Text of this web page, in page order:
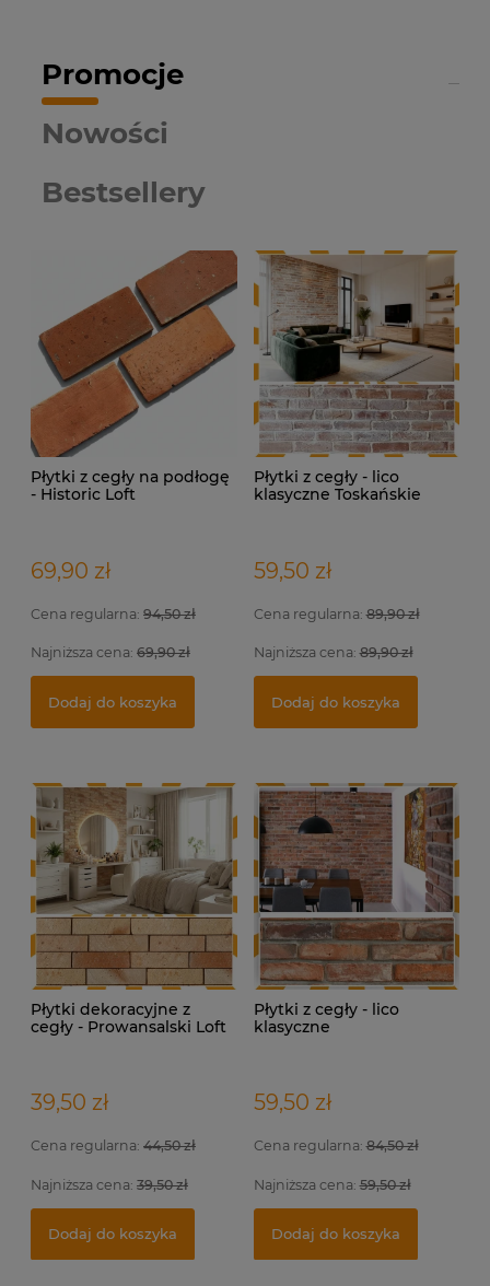
Promocje
Nowości
Bestsellery
Płytki z cegły na podłogę
- Historic Loft
69,90 zł
Cena regularna: 94,50 zł
Najniższa cena: 69,90 zł
Dodaj do koszyka
Płytki z cegły - lico
klasyczne Toskańskie
59,50 zł
Cena regularna:89,90 zł
Najniższa cena:89,90 zł
Dodaj do koszyka
Płytki dekoracyjne z
cegły - Prowansalski Loft
39,50 zł
Cena regularna: 44,50 zł
Najniższa cena: 39,50 zł
Dodaj do koszyka
Płytki z cegły - lico
klasyczne
59,50 zł
Cena regularna:84,50 zł
Najniższa cena:59,50 zł
Dodaj do koszyka
Indywidualna wizualizacja projektu
Dodaj do koszyka